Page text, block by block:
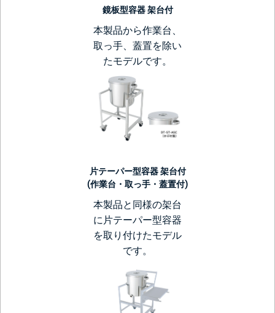
鏡板型容器 架台付
本製品から作業台、
取っ手、蓋置を除い
たモデルです。
片テーパー型容器 架台付
(作業台・取っ手・蓋置付)
本製品と同様の架台
に片テーパー型容器
を取り付けたモデル
です。